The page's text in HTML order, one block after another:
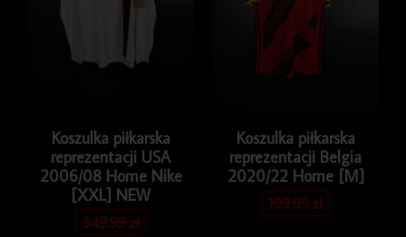
Koszulka piłkarska
reprezentacji USA
2006/08 Home Nike
[XXL] NEW
349.99zł
Koszulka piłkarska
reprezentacji Belgia
2020/22 Home [M]
199.99zł